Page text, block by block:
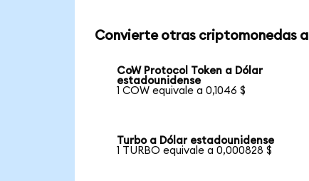
Convierte otras criptomonedas a
CoW Protocol Token a Dólar
estadounidense
1 COW equivale a 0,1046 $
Turbo a Dólar estadounidense
1 TURBO equivale a 0,000828 $